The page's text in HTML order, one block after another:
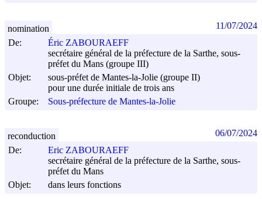
De:
Éric ZABOURAEFF
secrétaire général de la préfecture de la Sarthe, sous-
préfet du Mans (groupe III)
Objet:
sous-préfet de Mantes-la-Jolie (groupe II)
pour une durée initiale de trois ans
Groupe:
Sous-préfecture de Mantes-la-Jolie
nomination 11/07/2024
De:
Eric ZABOURAEFF
secrétaire général de la préfecture de la Sarthe, sous-
préfet du Mans
Objet:
dans leurs fonctions
reconduction 06/07/2024